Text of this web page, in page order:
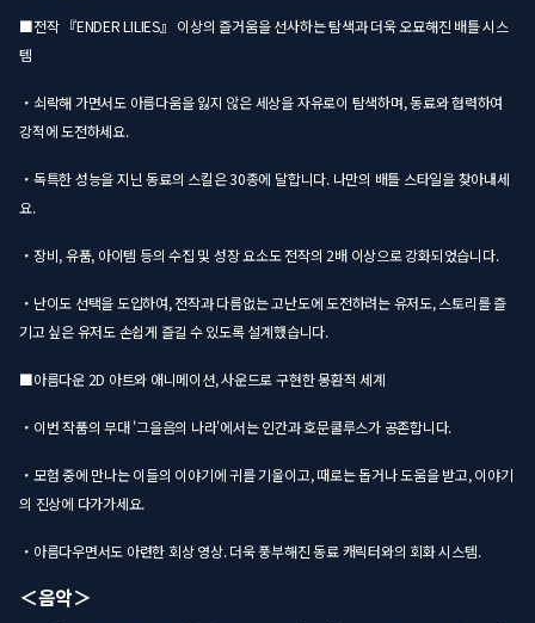
■전작 『ENDER LILIES』 이상의 즐거움을 선사하는 탐색과 더욱 오묘해진 배틀 시스
템
・쇠락해 가면서도 아름다움을 잃지 않은 세상을 자유로이 탐색하며, 동료와 협력하여
강적에 도전하세요.
・독특한 성능을 지닌 동료의 스킬은 30종에 달합니다. 나만의 배틀 스타일을 찾아내세
요.
・장비, 유품, 아이템 등의 수집 및 성장 요소도 전작의 2배 이상으로 강화되었습니다.
・난이도 선택을 도입하여, 전작과 다름없는 고난도에 도전하려는 유저도, 스토리를 즐
기고 싶은 유저도 손쉽게 즐길 수 있도록 설계했습니다.
■아름다운 2D 아트와 애니메이션, 사운드로 구현한 몽환적 세계
・이번 작품의 무대 '그을음의 나라'에서는 인간과 호문쿨루스가 공존합니다.
・모험 중에 만나는 이들의 이야기에 귀를 기울이고, 때로는 돕거나 도움을 받고, 이야기
의 진상에 다가가세요.
・아름다우면서도 아련한 회상 영상. 더욱 풍부해진 동료 캐릭터와의 회화 시스템.
＜음악＞